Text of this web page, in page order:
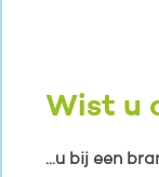
Wist u
...u bij een